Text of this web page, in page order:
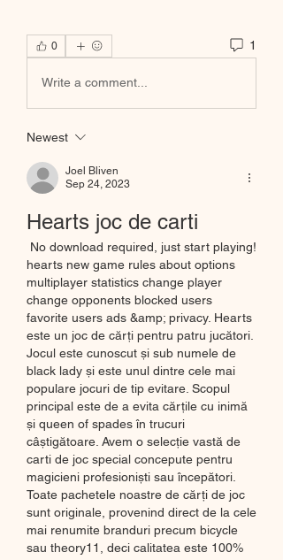
0 1
Write a comment...
Newest
Joel Bliven
Sep 24, 2023
Hearts joc de carti
hearts new game rules about options
multiplayer statistics change player
change opponents blocked users
favorite users ads &amp; privacy. Hearts
este un joc de cărți pentru patru jucători.
Jocul este cunoscut și sub numele de
black lady și este unul dintre cele mai
populare jocuri de tip evitare. Scopul
principal este de a evita cărțile cu inimă
și queen of spades în trucuri
câștigătoare. Avem o selecție vastă de
carti de joc special concepute pentru
magicieni profesioniști sau începători.
Toate pachetele noastre de cărți de joc
sunt originale, provenind direct de la cele
mai renumite branduri precum bicycle
sau theory11, deci calitatea este 100%